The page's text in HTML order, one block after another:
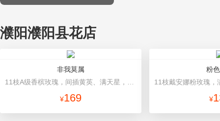
濮阳濮阳县花店
非我莫属
¥169
粉
¥